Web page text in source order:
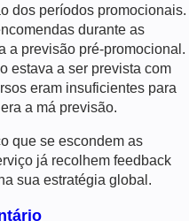
dos períodos promocionais.
durante as
a previsão pré-promocional.
estava a ser prevista com
eram insuficientes para
a má previsão.
que se escondem as
já recolhem feedback
sua estratégia global.